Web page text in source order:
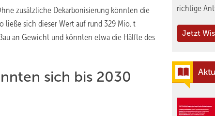
zusätzliche Dekarbonisierung könnten die
ließe sich dieser Wert auf rund 329 Mio. t
an Gewicht und könnten etwa die Hälfte des
sich bis 2030
richtige
Jetzt